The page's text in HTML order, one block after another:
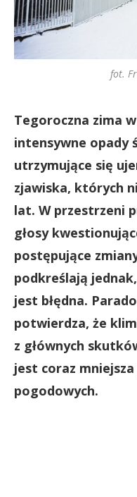
fot.
Tegoroczna zima
intensywne opady
utrzymujące się
zjawiska, których
lat. W przestrzeni
głosy
postępujące
podkreślają
jest błędna.
potwierdza, że
z głównych
jest coraz
pogodowych.